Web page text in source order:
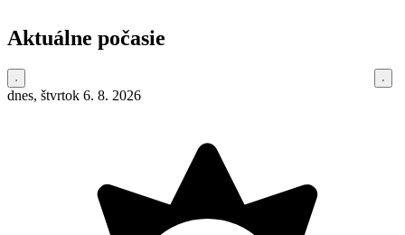
Aktuálne počasie
dnes, štvrtok 6. 8. 2026